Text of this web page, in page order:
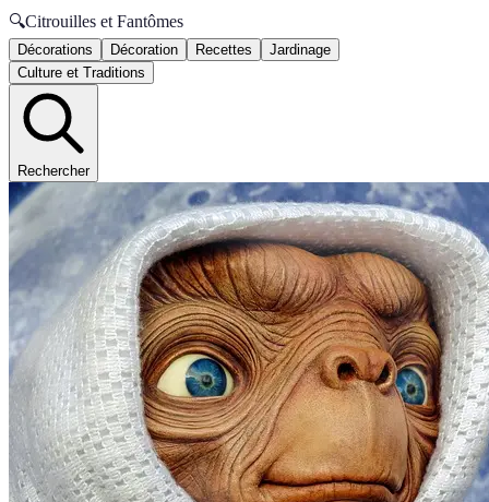
🔍Citrouilles et Fantômes
Décorations Décoration Recettes
Jardinage
Culture et Traditions
Rechercher